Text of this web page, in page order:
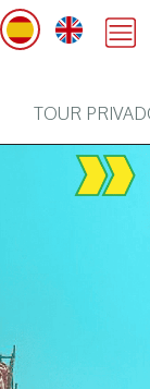
TOUR